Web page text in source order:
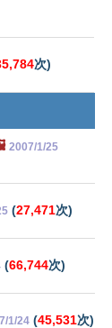
次)
2007/1/25
(27,471次)
(66,744次)
1/24 (45,531次)